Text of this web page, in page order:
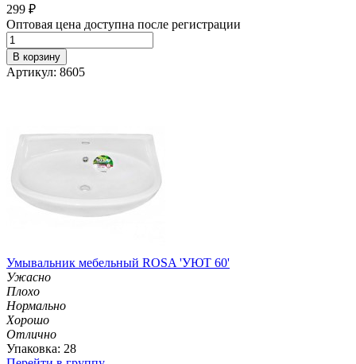
299 ₽
Оптовая цена доступна после регистрации
В корзину
Артикул: 8605
Умывальник мебельный ROSA 'УЮТ 60'
Ужасно
Плохо
Нормально
Хорошо
Отлично
Упаковка: 28